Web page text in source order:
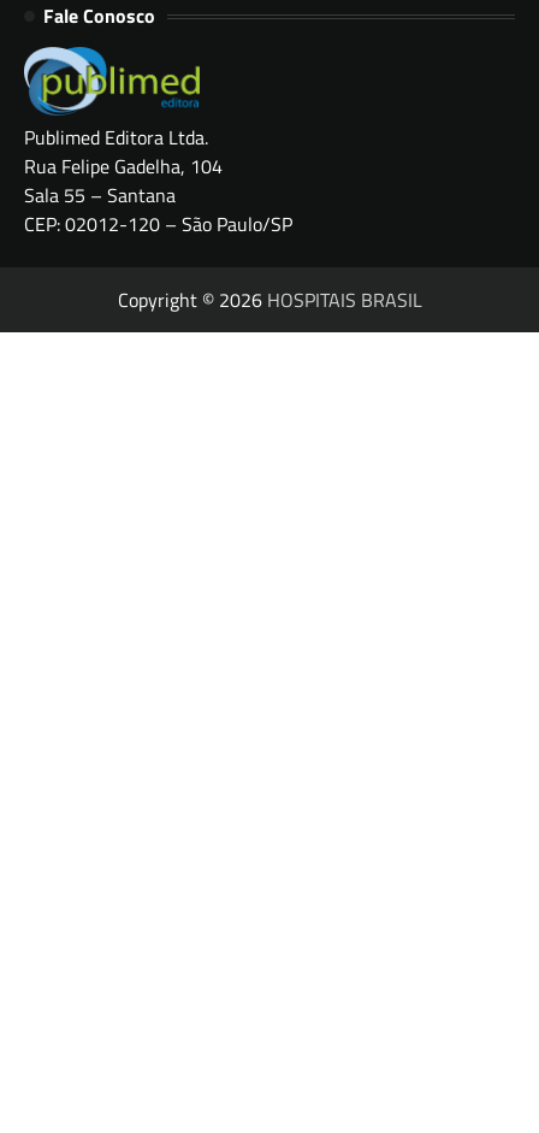
Fale Conosco
Publimed Editora Ltda.
Rua Felipe Gadelha, 104
Sala 55 – Santana
CEP: 02012-120 – São Paulo/SP
Copyright © 2026 HOSPITAIS BRASIL